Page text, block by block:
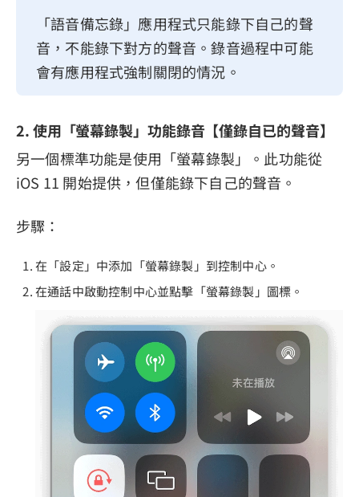
「語音備忘錄」應用程式只能錄下自己的聲
音，不能錄下對方的聲音。錄音過程中可能
會有應用程式強制關閉的情況。
2. 使用「螢幕錄製」功能錄音【僅錄自已的聲音】
另一個標準功能是使用「螢幕錄製」。此功能從
iOS 11 開始提供，但僅能錄下自己的聲音。
步驟：
在「設定」中添加「螢幕錄製」到控制中心。
在通話中啟動控制中心並點擊「螢幕錄製」圖標。